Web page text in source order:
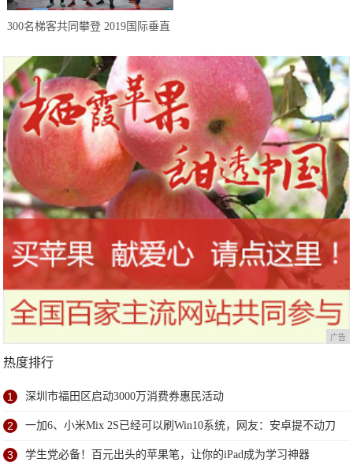
300名梯客共同攀登 2019国际垂直
站欢乐开跑
广告
热度排行
1 深圳市福田区启动3000万消费券惠民活动
2 一加6、小米Mix 2S已经可以刷Win10系统，网友：安卓提不动刀
了？
3 学生党必备！百元出头的苹果笔，让你的iPad成为学习神器